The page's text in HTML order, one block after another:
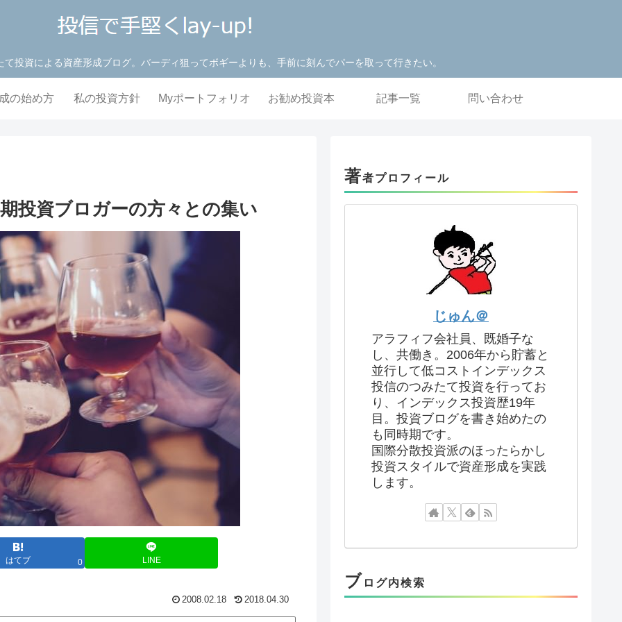
投資による資産形成ブログ。バーディ狙ってボギーよりも、手前に刻んでパーを取って行きたい。
の始め方 私の投資方針 Myポートフォリオ お勧め投資本 記事一覧 問い合わせ
投資ブロガーの方々との集い
はてブ 0 LINE
2008.02.18 2018.04.30
著者プロフィール
じゅん＠
アラフィフ会社員、既婚子な
し、共働き。2006年から貯蓄と
並行して低コストインデックス
投信のつみたて投資を行ってお
り、インデックス投資歴19年
目。投資ブログを書き始めたの
も同時期です。
国際分散投資派のほったらかし
投資スタイルで資産形成を実践
します。
ブ ログ内検索